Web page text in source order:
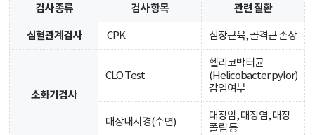
검사 종류 검사 항목 관련 질환
심혈관계검사 CPK 심장근육, 골격근 손상
소화기검사
CLO Test
헬리코박터균
(Helicobacter pylor)
감염여부
대장내시경(수면)
대장암, 대장염, 대장
폴립 등